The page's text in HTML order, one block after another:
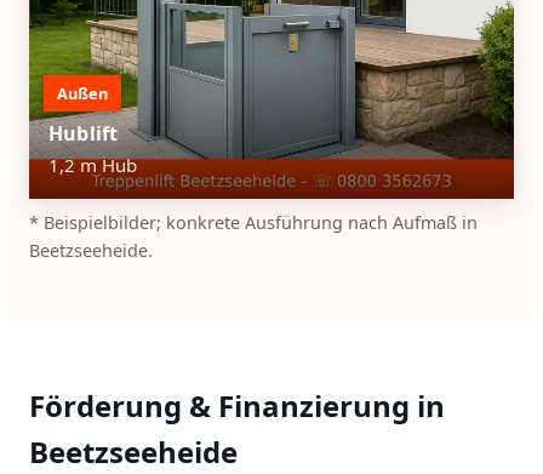
Außen
Hublift
1,2 m Hub
* Beispielbilder; konkrete Ausführung nach Aufmaß in
Beetzseeheide.
Förderung & Finanzierung in
Beetzseeheide